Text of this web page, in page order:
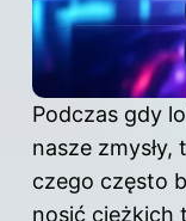
Podczas gdy
nasze
czego często
nosić ciężkich